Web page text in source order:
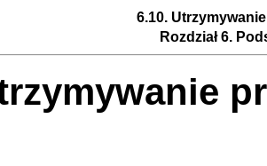
6.10.
Rozdział 6.